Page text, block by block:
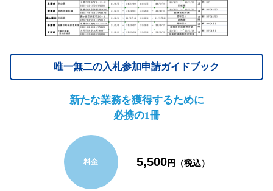
唯一無二の入札参加申請ガイドブック
新たな業務を獲得するために
必携の1冊
料金 5,500円（税込）